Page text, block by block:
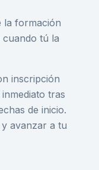
la formación
cuando tú la
inscripción
tras
de inicio.
avanzar a tu